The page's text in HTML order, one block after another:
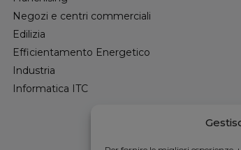
Negozi e centri commerciali
Edilizia
Efficientamento Energetico
Industria
Informatica ITC